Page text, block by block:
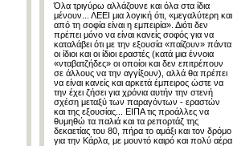
Όλα τριγύρω αλλάζουνε και όλα στα ίδια
μένουν... ΛΕΕΙ μια λογική ότι, «μεγαλύτερη και
από τη σοφία είναι η εμπειρία». Διότι δεν
πρέπει μόνο να είναι κανείς σοφός για να
καταλάβει ότι με την εξουσία «παίζουν» πάντα
οι ίδιοι και οι ίδιοι εραστές (κατά μια έννοια
«νταβατζήδες» οι οποίοι και δεν επιτρέπουν
σε άλλους να την αγγίξουν), αλλά θα πρέπει
να είναι κανείς και αρκετά έμπειρος ώστε να
την έχει ζήσει για χρόνια αυτήν την στενή
σχέση μεταξύ των παραγόντων - εραστών
και της εξουσίας... ΕΙΠΑ τις προάλλες να
θυμηθώ τα παλιά και τα ρεπορτάζ της
δεκαετίας του 80, πήρα το αμάξι και τον δρόμο
για την Κάρλα, με μουντό καιρό και πολύ αέρα